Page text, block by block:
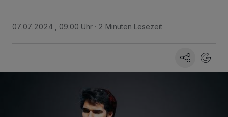
07.07.2024 , 09:00 Uhr 2 Minuten Lesezeit